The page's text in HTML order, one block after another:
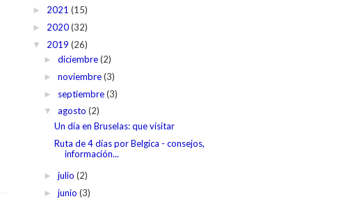
► 2021 (15)
► 2020(32)
▼ 2019 (26)
► diciembre (2)
► noviembre (3)
► septiembre (3)
▼ agosto (2)
Un día en Bruselas: que visitar
Ruta de 4 días por Belgica - consejos,
información...
► julio (2)
► junio (3)